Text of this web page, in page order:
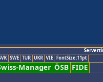
SWE TUR UKR VIE FontSize:11pt
Manager ÖSB FIDE